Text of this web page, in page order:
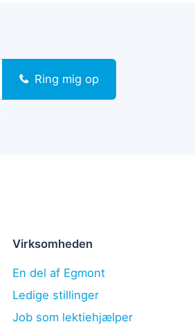
Ring mig op
Virksomheden
En del af Egmont
Ledige stillinger
Job som lektiehjælper